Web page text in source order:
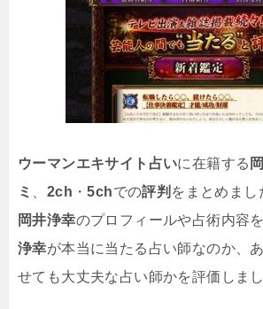
ウーマンエキサイト占いに在籍する
ミ
2ch ・5chでの評判 をまとめまし
岡井浄幸のプロフィールや占術内容
浄幸が本当に当たる占い師なのか、
せても大丈夫な占い師かを評価しまし